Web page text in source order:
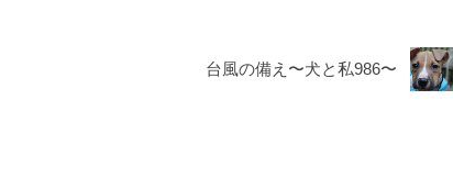
台風の備え〜犬と私986〜